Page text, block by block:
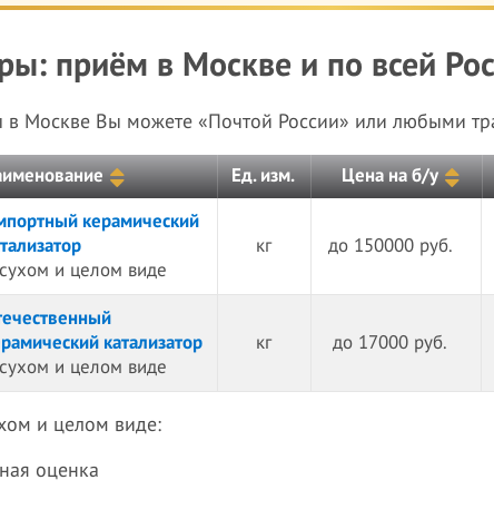
приём в Москве и по всей
в Москве Вы можете «Почтой России» или любыми
Ед. изм. Цена на б/у
керамический
и целом виде
кг до 150000 руб.
катализатор
и целом виде
кг до 17000 руб.
и целом виде:
оценка